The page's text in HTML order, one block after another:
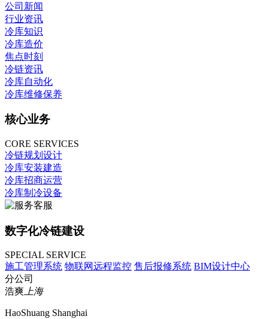
公司新闻
行业资讯
冷库知识
冷库造价
焦点时刻
冷链资讯
冷库自动化
冷库维修保养
核心业务
CORE SERVICES
冷链规划设计
冷库安装建造
冷库招商运营
冷库制冷设备
数字化冷链建设
SPECIAL SERVICE
施工管理系统 物联网远程监控 售后报修系统 BIM设计中心
分公司
浩爽上海
HaoShuang Shanghai